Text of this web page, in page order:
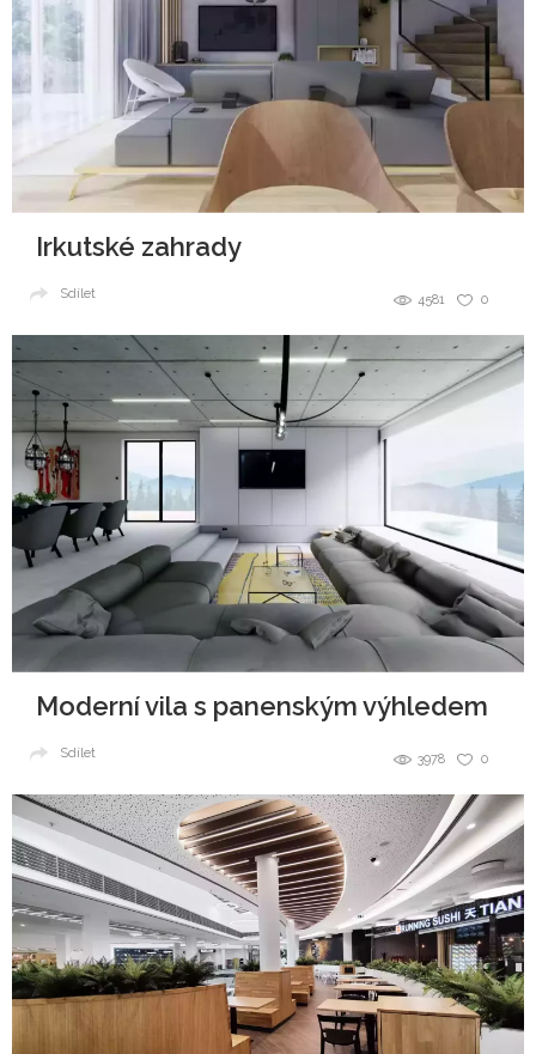
Irkutské zahrady
0
4581
Sdílet
Moderní vila s panenským výhledem
0
3978
Sdílet